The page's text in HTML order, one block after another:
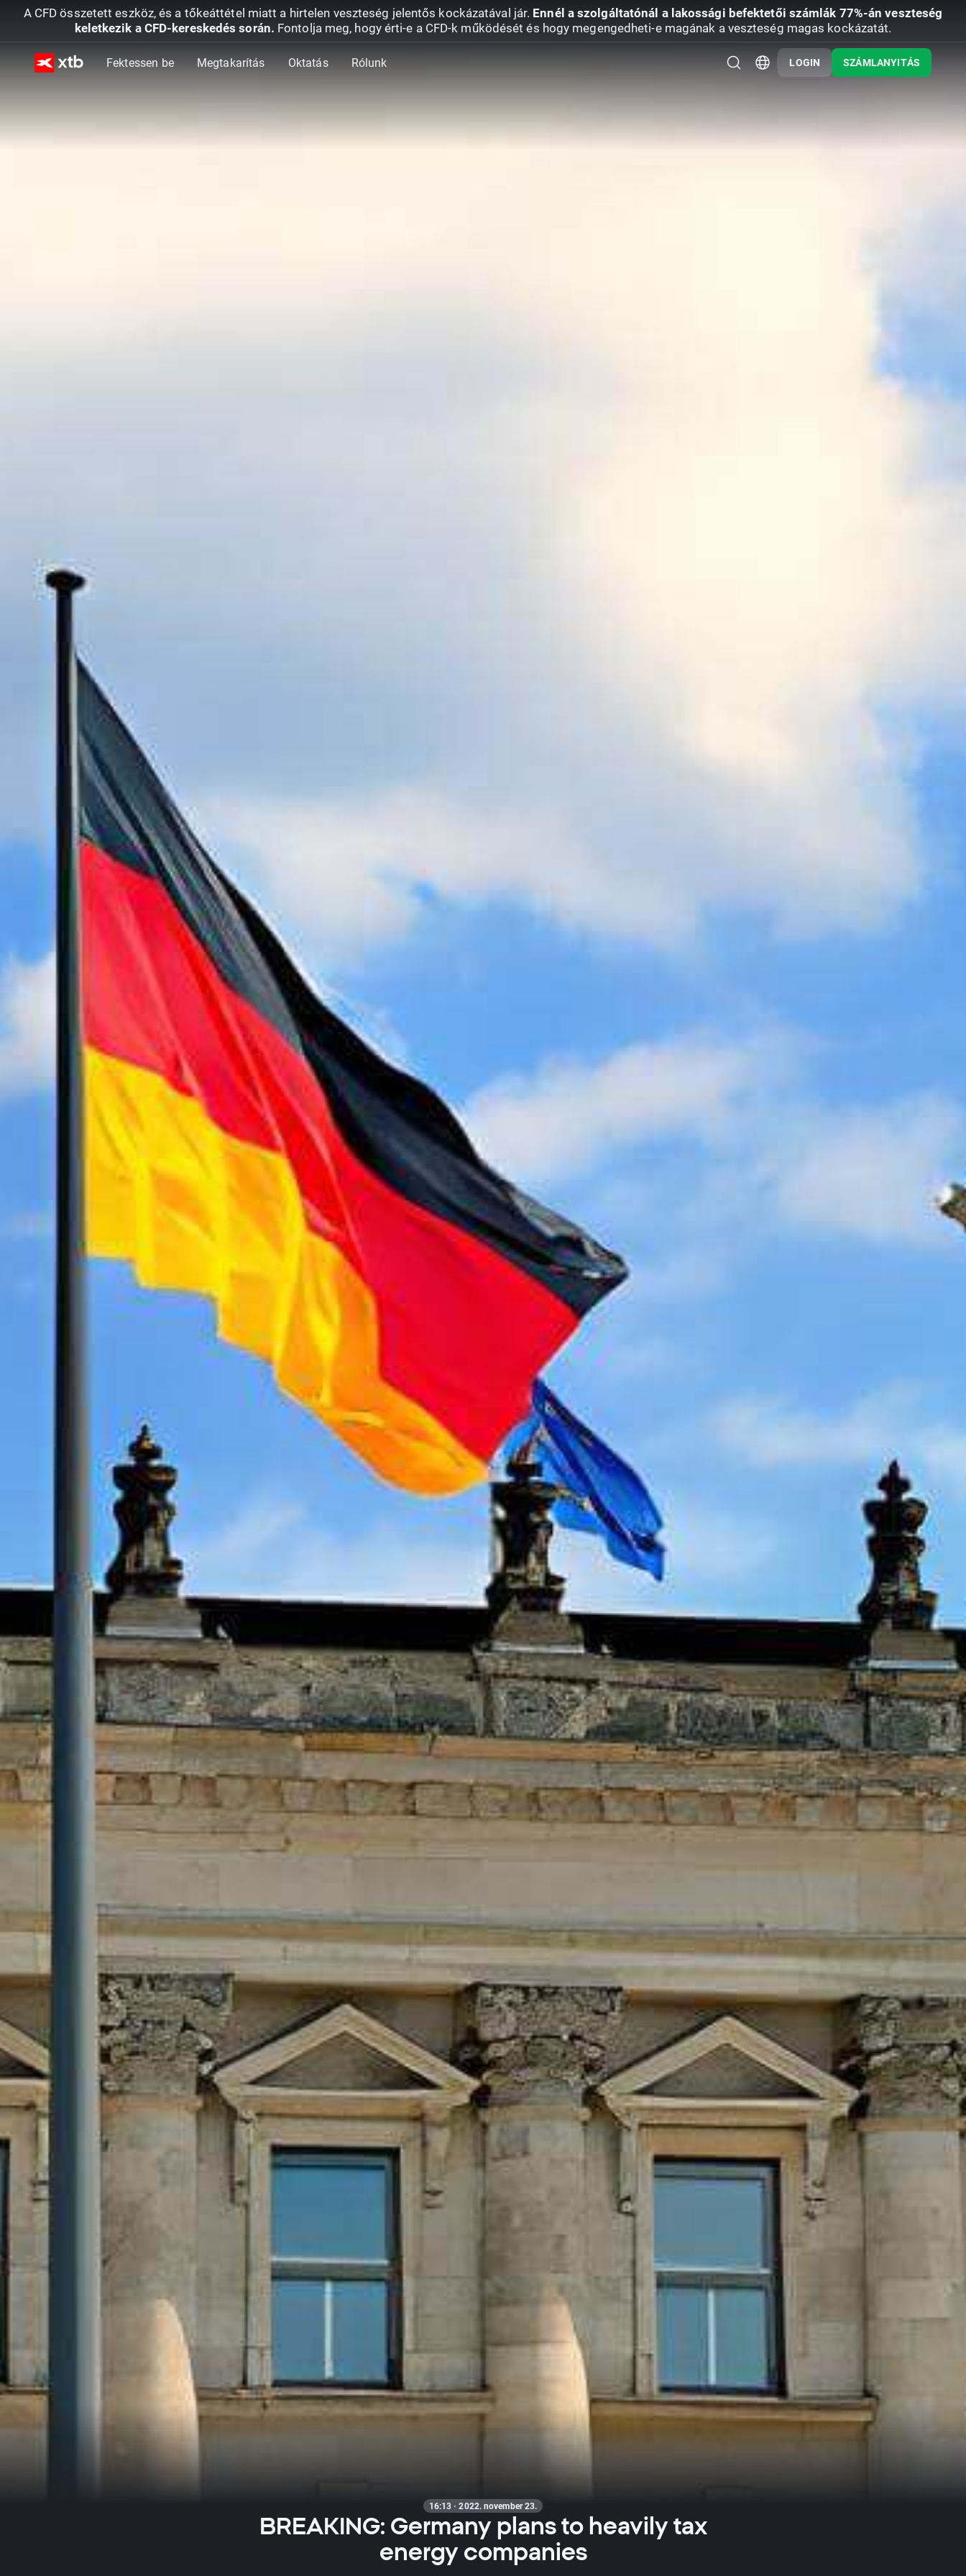
A CFD összetett eszköz, és a tőkeáttétel miatt a hirtelen veszteség jelentős kockázatával jár. Ennél a szolgáltatónál a lakossági befektetői számlák 77%-án veszteség
keletkezik a CFD-kereskedés során. Fontolja meg, hogy érti-e a CFD-k működését és hogy megengedheti-e magának a veszteség magas kockázatát.
Fektessen be Megtakarítás Oktatás Rólunk LOGIN SZÁMLANYITÁS
16:13 · 2022. november 23.
BREAKING: Germany plans to heavily tax
energy companies